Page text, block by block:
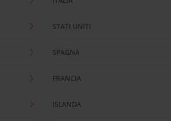
STATI UNITI
SPAGNA
FRANCIA
ISLANDA